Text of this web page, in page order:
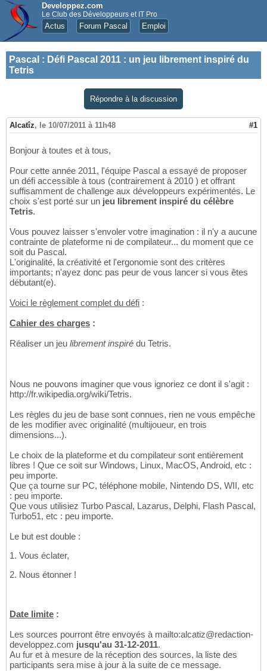
Developpez.com
Le Club des Développeurs et IT Pro
Actus Forum Pascal Emploi
Pascal : Défi Pascal 2011 : un jeu librement inspiré du
Tetris
Répondre à la discussion
Alcatîz, le 10/07/2011 à 11h48 #1
Bonjour à toutes et à tous,
Pour cette année 2011, l'équipe Pascal a essayé de proposer
un défi accessible à tous (contrairement à 2010 ) et offrant
suffisamment de challenge aux développeurs expérimentés. Le
choix s'est porté sur un jeu librement inspiré du célèbre
Tetris.
Vous pouvez laisser s'envoler votre imagination : il n'y a aucune
contrainte de plateforme ni de compilateur... du moment que ce
soit du Pascal.
L'originalité, la créativité et l'ergonomie sont des critères
importants; n'ayez donc pas peur de vous lancer si vous êtes
débutant(e).
Voici le règlement complet du défi :
Cahier des charges :
Réaliser un jeu librement inspiré du Tetris.
Nous ne pouvons imaginer que vous ignoriez ce dont il s'agit :
http://fr.wikipedia.org/wiki/Tetris.
Les règles du jeu de base sont connues, rien ne vous empêche
de les modifier avec originalité (multijoueur, en trois
dimensions...).
Le choix de la plateforme et du compilateur sont entièrement
libres ! Que ce soit sur Windows, Linux, MacOS, Android, etc :
peu importe.
Que ça tourne sur PC, téléphone mobile, Nintendo DS, WII, etc
: peu importe.
Que vous utilisiez Turbo Pascal, Lazarus, Delphi, Flash Pascal,
Turbo51, etc : peu importe.
Le but est double :
1. Vous éclater,
2. Nous étonner !
Date limite :
Les sources pourront être envoyés à mailto:alcatiz@redaction-
developpez.com jusqu'au 31-12-2011.
Au fur et à mesure de la réception des sources, la liste des
participants sera mise à jour à la suite de ce message.